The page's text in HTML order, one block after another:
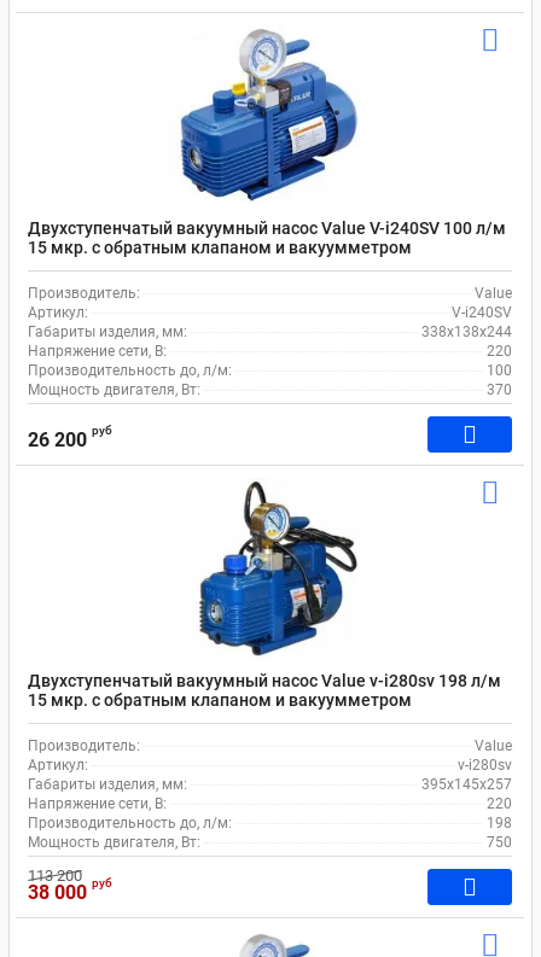
Двухступенчатый вакуумный насос Value V-i240SV 100 л/м
15 мкр. c обратным клапаном и вакуумметром
Производитель:
Value
Артикул:
V-i240SV
Габариты изделия, мм:
338х138х244
Напряжение сети, В:
220
Производительность до, л/м:
100
Мощность двигателя, Вт:
370
26 200 руб
Двухступенчатый вакуумный насос Value v-i280sv 198 л/м
15 мкр. c обратным клапаном и вакуумметром
Производитель:
Value
Артикул:
v-i280sv
Габариты изделия, мм:
395x145x257
Напряжение сети, В:
220
Производительность до, л/м:
198
Мощность двигателя, Вт:
750
113 200
38 000 руб